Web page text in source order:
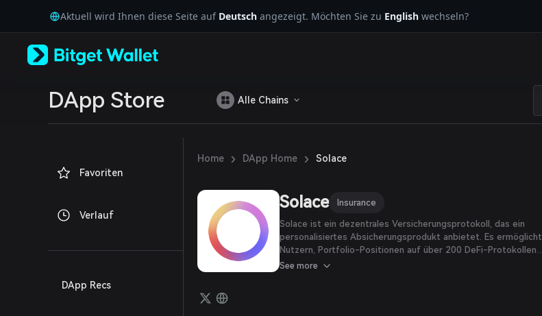
Tiếng Việt
Русский
Español (Latinoamérica)
Português (Portugal)
Bahasa Indonesia
Español (Argentina)
Aktuell wird Ihnen diese Seite auf Deutsch angezeigt. Möchten Sie zu English wechseln?
DApp Store Alle Chains
Favoriten
Verlauf
DApp Recs
Home › DApp Home › Solace
Solace Insurance
Solace ist ein dezentrales Versicherungsprotokoll, das ein
personalisiertes Absicherungsprodukt anbietet. Es ermöglicht
Nutzern, Portfolio-Positionen auf über 200 DeFi-Protokollen
und mehreren Chains zu versichern.
See more